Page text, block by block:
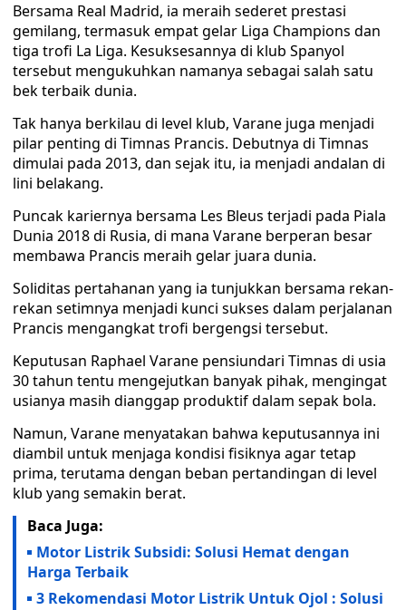
Bersama Real Madrid, ia meraih sederet prestasi
gemilang, termasuk empat gelar Liga Champions dan
tiga trofi La Liga. Kesuksesannya di klub Spanyol
tersebut mengukuhkan namanya sebagai salah satu
bek terbaik dunia.
Tak hanya berkilau di level klub, Varane juga menjadi
pilar penting di Timnas Prancis. Debutnya di Timnas
dimulai pada 2013, dan sejak itu, ia menjadi andalan di
lini belakang.
Puncak kariernya bersama Les Bleus terjadi pada Piala
Dunia 2018 di Rusia, di mana Varane berperan besar
membawa Prancis meraih gelar juara dunia.
Soliditas pertahanan yang ia tunjukkan bersama rekan-
rekan setimnya menjadi kunci sukses dalam perjalanan
Prancis mengangkat trofi bergengsi tersebut.
Keputusan Raphael Varane pensiundari Timnas di usia
30 tahun tentu mengejutkan banyak pihak, mengingat
usianya masih dianggap produktif dalam sepak bola.
Namun, Varane menyatakan bahwa keputusannya ini
diambil untuk menjaga kondisi fisiknya agar tetap
prima, terutama dengan beban pertandingan di level
klub yang semakin berat.
Baca Juga:
Motor Listrik Subsidi: Solusi Hemat dengan
Harga Terbaik
3 Rekomendasi Motor Listrik Untuk Ojol : Solusi